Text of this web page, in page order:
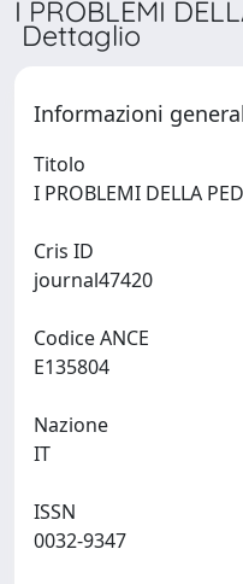
I PROBLEMI
Dettaglio
Informazioni
Titolo
Cris ID
Codice ANCE
Nazione
ISSN